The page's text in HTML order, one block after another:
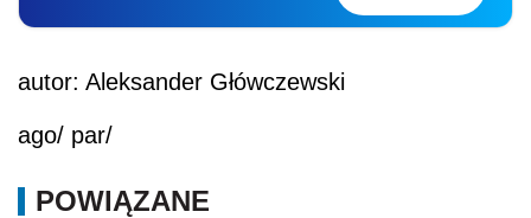
autor: Aleksander Główczewski
ago/ par/
POWIĄZANE